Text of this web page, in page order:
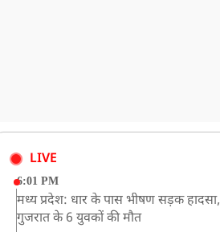
LIVE
6:01 PM
मध्य प्रदेश: धार के पास भीषण सड़क हादसा,
गुजरात के 6 युवकों की मौत